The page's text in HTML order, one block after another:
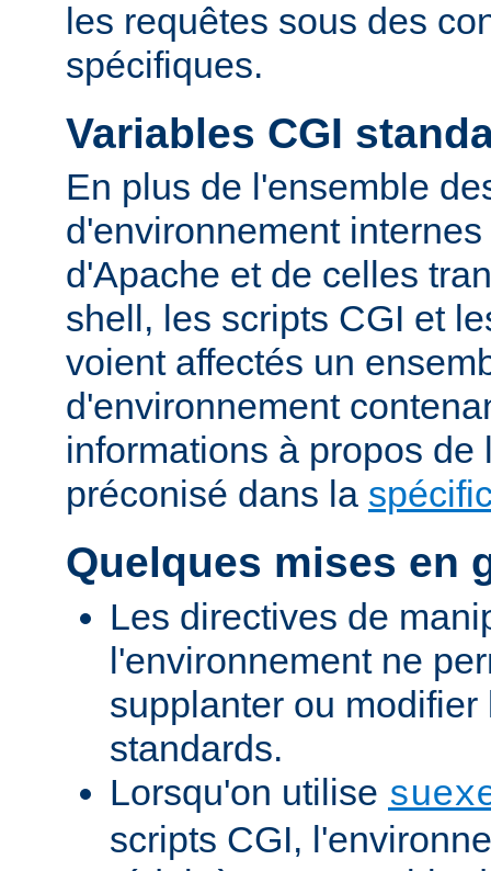
les requêtes sous des
spécifiques.
Variables CGI
En plus de l'ensemble
d'environnement
d'Apache et de celles
shell, les scripts CGI et
voient affectés un
d'environnement
informations à propos de
préconisé dans la
Quelques mises en
Les directives de
l'environnement ne
supplanter ou
standards.
Lorsqu'on utilise
scripts CGI,